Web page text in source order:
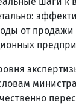
от продажи